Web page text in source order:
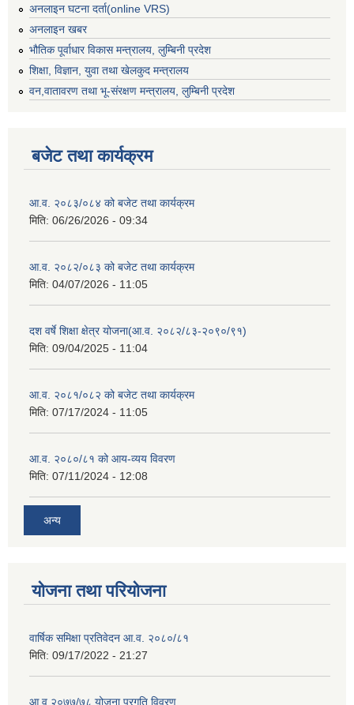
अनलाइन घटना दर्ता(online VRS)
अनलाइन खबर
भौतिक पूर्वाधार विकास मन्त्रालय, लुम्बिनी प्रदेश
शिक्षा, विज्ञान, युवा तथा खेलकुद मन्‍‍त्रालय
वन,वातावरण तथा भू-संरक्षण मन्त्रालय, लुम्बिनी प्रदेश
बजेट तथा कार्यक्रम
आ.व. २०८३/०८४ को बजेट तथा कार्यक्रम
मिति: 06/26/2026 - 09:34
आ.व. २०८२/०८३ को बजेट तथा कार्यक्रम
मिति: 04/07/2026 - 11:05
दश वर्षे शिक्षा क्षेत्र योजना(आ.व. २०८२/८३-२०९०/९१)
मिति: 09/04/2025 - 11:04
आ.व. २०८१/०८२ को बजेट तथा कार्यक्रम
मिति: 07/17/2024 - 11:05
आ.व. २०८०/८१ को आय-व्यय विवरण
मिति: 07/11/2024 - 12:08
अन्य
योजना तथा परियोजना
वार्षिक समिक्षा प्रतिवेदन आ.व. २०८०/८१
मिति: 09/17/2022 - 21:27
आ.व् २०७७/७८ योजना प्रगति विवरण